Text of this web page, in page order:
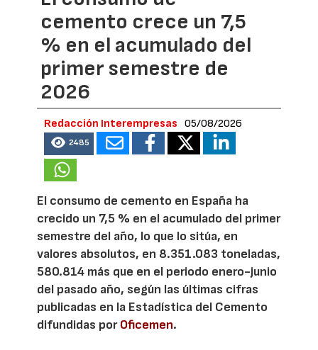
cemento crece un 7,5
% en el acumulado del
primer semestre de
2026
Redacción Interempresas 05/08/2026
2485
El consumo de cemento en España ha
crecido un 7,5 % en el acumulado del primer
semestre del año, lo que lo sitúa, en
valores absolutos, en 8.351.083 toneladas,
580.814 más que en el periodo enero-junio
del pasado año, según las últimas cifras
publicadas en la Estadística del Cemento
difundidas porOficemen.